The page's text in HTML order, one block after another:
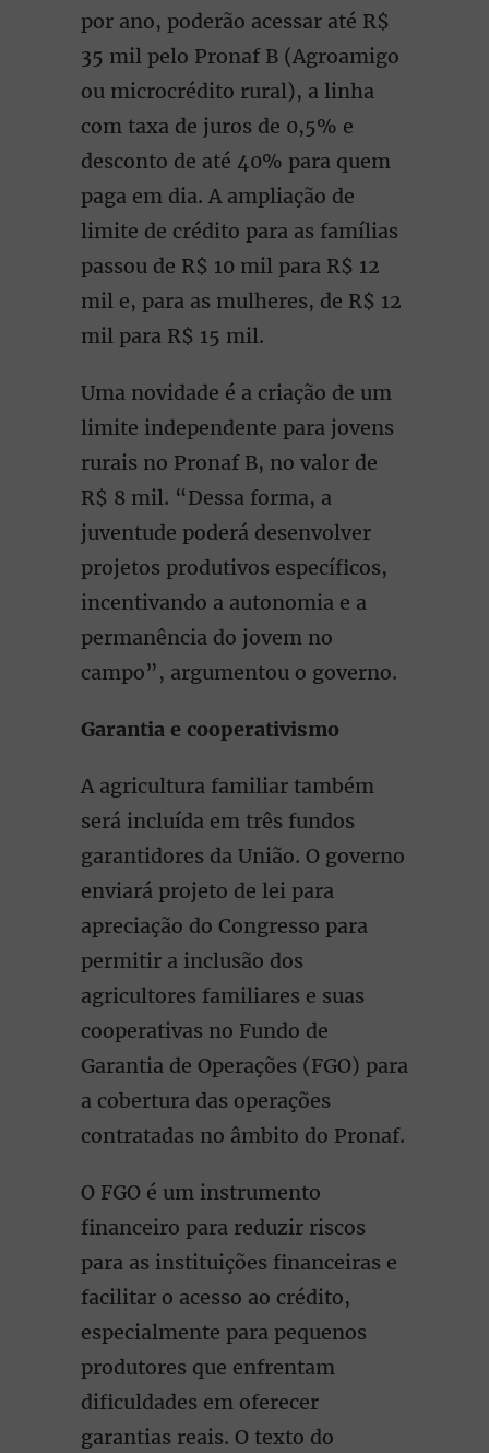
por ano, poderão acessar até R$
35 mil pelo Pronaf B (Agroamigo
ou microcrédito rural), a linha
com taxa de juros de 0,5% e
desconto de até 40% para quem
paga em dia. A ampliação de
limite de crédito para as famílias
passou de R$ 10 mil para R$ 12
mil e, para as mulheres, de R$ 12
mil para R$ 15 mil.
Uma novidade é a criação de um
limite independente para jovens
rurais no Pronaf B, no valor de
R$ 8 mil. “Dessa forma, a
juventude poderá desenvolver
projetos produtivos específicos,
incentivando a autonomia e a
permanência do jovem no
campo”, argumentou o governo.
Garantia e cooperativismo
A agricultura familiar também
será incluída em três fundos
garantidores da União. O governo
enviará projeto de lei para
apreciação do Congresso para
permitir a inclusão dos
agricultores familiares e suas
cooperativas no Fundo de
Garantia de Operações (FGO) para
a cobertura das operações
contratadas no âmbito do Pronaf.
O FGO é um instrumento
financeiro para reduzir riscos
para as instituições financeiras e
facilitar o acesso ao crédito,
especialmente para pequenos
produtores que enfrentam
dificuldades em oferecer
garantias reais. O texto do